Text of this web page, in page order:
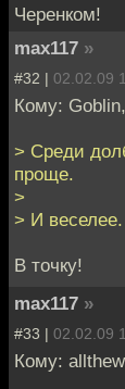
Черенком!
max117 »
#32 | 02.02.09
Кому: Goblin,
> Среди
проще.
>
> И веселее.
В точку!
max117 »
#33 | 02.02.09
Кому: